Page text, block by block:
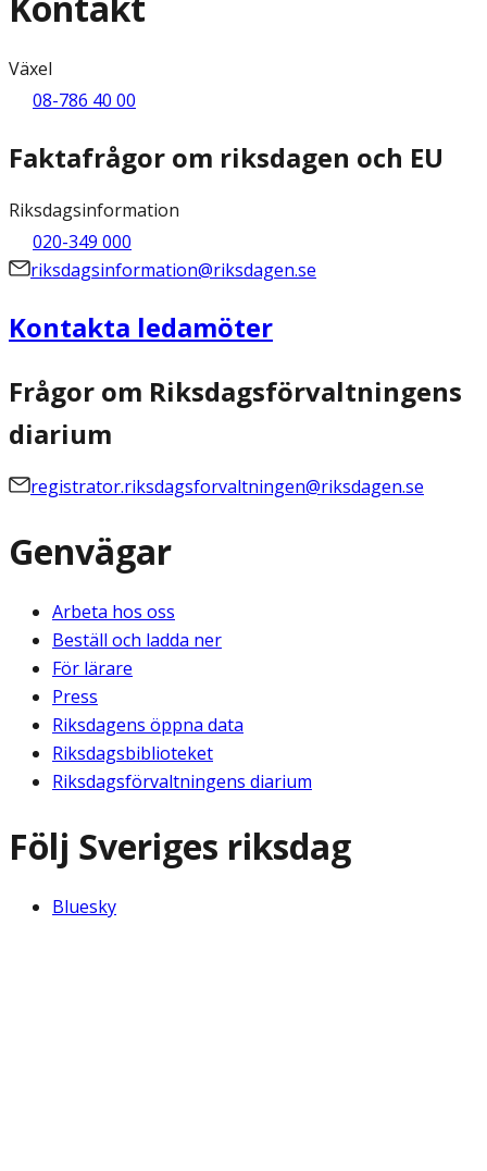
Växel
08-786 40 00
Faktafrågor om riksdagen och EU
Riksdagsinformation
020-349 000
riksdagsinformation@riksdagen.se
Kontakta ledamöter
Frågor om Riksdagsförvaltningens
diarium
registrator.riksdagsforvaltningen@riksdagen.se
Genvägar
Arbeta hos oss
Beställ och ladda ner
För lärare
Press
Riksdagens öppna data
Riksdagsbiblioteket
Riksdagsförvaltningens diarium
Följ Sveriges riksdag
Bluesky